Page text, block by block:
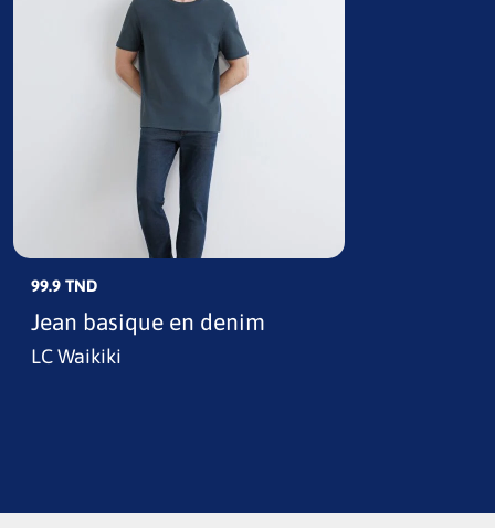
99.9 TND
Jean basique en denim
LC Waikiki